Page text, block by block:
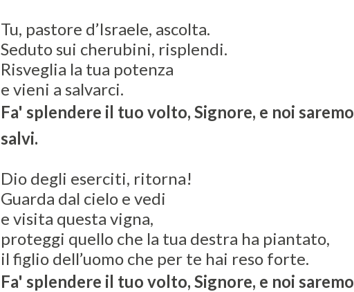
Tu, pastore d’Israele, ascolta.
Seduto sui cherubini, risplendi.
Risveglia la tua potenza
e vieni a salvarci.
Fa' splendere il tuo volto, Signore, e noi saremo
salvi.
Dio degli eserciti, ritorna!
Guarda dal cielo e vedi
e visita questa vigna,
proteggi quello che la tua destra ha piantato,
il figlio dell’uomo che per te hai reso forte.
Fa' splendere il tuo volto, Signore, e noi saremo